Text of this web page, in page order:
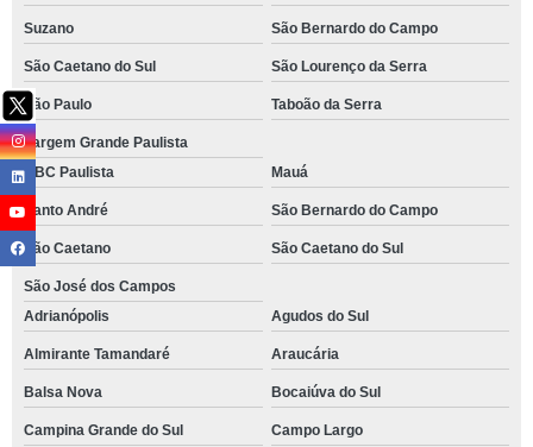
Suzano São Bernardo do Campo
São Caetano do Sul São Lourenço da Serra
São Paulo Taboão da Serra
Vargem Grande Paulista
ABC Paulista
Mauá
Santo André São Bernardo do Campo
São Caetano São Caetano do Sul
São José dos Campos
Adrianópolis
Agudos do Sul
Almirante Tamandaré Araucária
Balsa Nova Bocaiúva do Sul
Campina Grande do Sul Campo Largo